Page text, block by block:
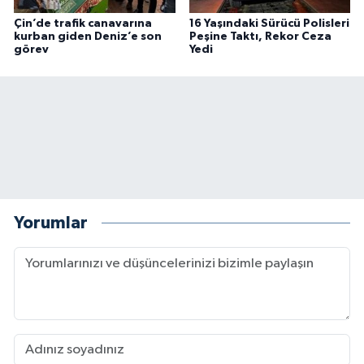
Çin’de trafik canavarına
kurban giden Deniz’e son
görev
16 Yaşındaki Sürücü Polisleri
Peşine Taktı, Rekor Ceza
Yedi
Yorumlar